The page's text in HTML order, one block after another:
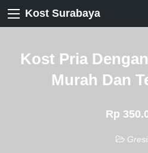
Kost Surabaya
Kost Pria
Murah Dan
Rp